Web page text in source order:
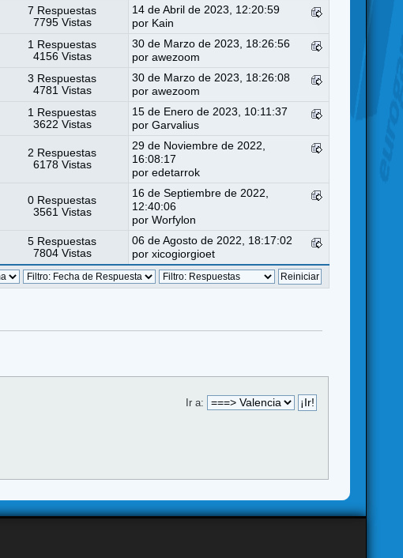
7 Respuestas
7795 Vistas
14 de Abril de 2023, 12:20:59
por Kain
1 Respuestas
4156 Vistas
30 de Marzo de 2023, 18:26:56
porawezoom
3 Respuestas
4781 Vistas
30 de Marzo de 2023, 18:26:08
porawezoom
1 Respuestas
3622 Vistas
15 de Enero de 2023, 10:11:37
porGarvalius
2 Respuestas
6178 Vistas
29 de Noviembre de 2022,
16:08:17
poredetarrok
0 Respuestas
3561 Vistas
16 de Septiembre de 2022,
12:40:06
porWorfylon
5 Respuestas
7804 Vistas
06 de Agosto de 2022, 18:17:02
porxicogiorgioet
Ir a: